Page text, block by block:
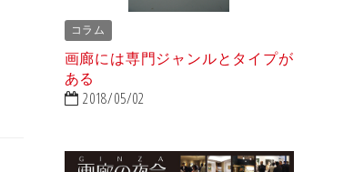
コラム
画廊には専門ジャンルとタイプが
ある
2018/05/02